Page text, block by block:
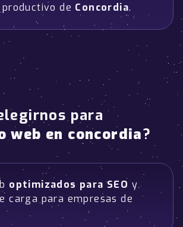
de Concordia.
para
web en concordia?
optimizados para SEO y
carga para empresas de